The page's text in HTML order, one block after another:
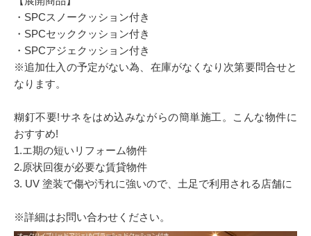
・SPCスノークッション付き
・SPCセッククッション付き
・SPCアジェクッション付き
※追加仕入の予定がない為、在庫がなくなり次第要問合せと
なります。
糊釘不要!サネをはめ込みながらの簡単施工。こんな物件に
おすすめ!
1.エ期の短いリフォーム物件
2.原状回復が必要な賃貸物件
3. UV 塗装で傷や汚れに強いので、土足で利用される店舗に
※詳細はお問い合わせください。